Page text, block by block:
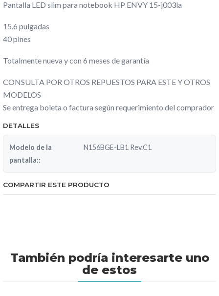
Pantalla LED slim para notebook HP ENVY 15-j003la
15.6 pulgadas
40 pines
Totalmente nueva y con 6 meses de garantía
CONSULTA POR OTROS REPUESTOS PARA ESTE Y OTROS
MODELOS
Se entrega boleta o factura según requerimiento del comprador
DETALLES
Modelo de la
pantalla::
N156BGE-LB1 Rev.C1
COMPARTIR ESTE PRODUCTO
También podría interesarte uno
de estos